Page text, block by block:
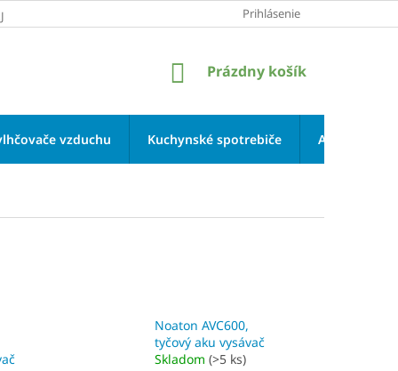
Prihlásenie
NÁKUPNÝ
Prázdny košík
vzduchu Kuchynské spotrebiče
Noaton AVC600,
tyčový aku vysávač
Skladom (>5 ks)